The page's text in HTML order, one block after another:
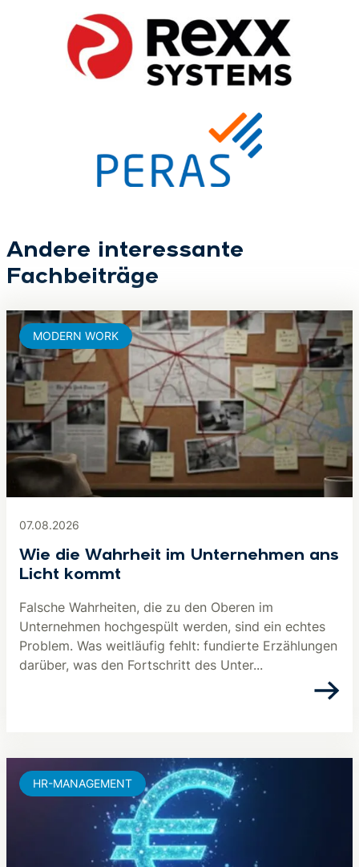
Andere interessante
Fachbeiträge
07.08.2026
Wie die Wahrheit im Unternehmen ans
Licht kommt
Falsche Wahrheiten, die zu den Oberen im
Unternehmen hochgespült werden, sind ein echtes
Problem. Was weitläufig fehlt: fundierte Erzählungen
darüber, was den Fortschritt des Unter...
MODERN WORK
HR-MANAGEMENT